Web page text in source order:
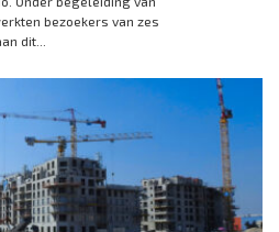
bezoekers van zes
dit...